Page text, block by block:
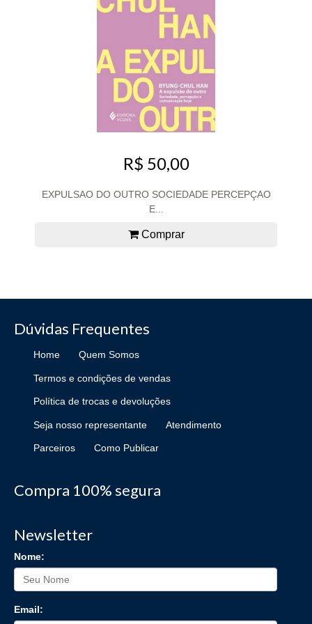
R$ 50,00
EXPULSAO DO OUTRO SOCIEDADE PERCEPÇAO
E...
Comprar
Dúvidas Frequentes
Home Quem Somos
Termos e condições de vendas
Política de trocas e devoluções
Seja nosso representante Atendimento
Parceiros Como Publicar
Compra 100% segura
Newsletter
Nome:
Email: